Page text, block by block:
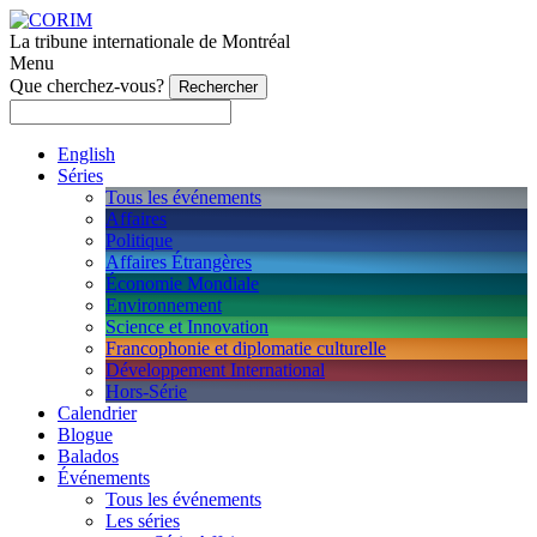
La tribune internationale de Montréal
Menu
Que cherchez-vous?
English
Séries
Tous les événements
Affaires
Politique
Affaires Étrangères
Économie Mondiale
Environnement
Science et Innovation
Francophonie et diplomatie culturelle
Développement International
Hors-Série
Calendrier
Blogue
Balados
Événements
Tous les événements
Les séries